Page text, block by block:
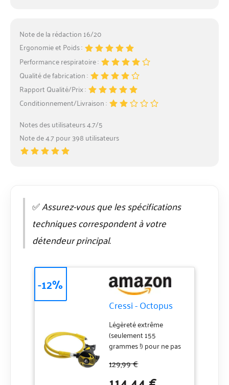
Note de la rédaction 16/20
Ergonomie et Poids :
Performance respiratoire :
Qualité de fabrication :
Rapport Qualité/Prix :
Conditionnement/Livraison :
Notes des utilisateurs 4.7/5
Note de 4.7 pour 398 utilisateurs
✅Assurez-vous que les spécifications
techniques correspondent à votre
détendeur principal.
Cressi - Octopus
Légèreté extrême
(seulement 155
grammes !) pour ne pas
mandibulaires et
améliorer la portée. Tout
129,99 €
-12%